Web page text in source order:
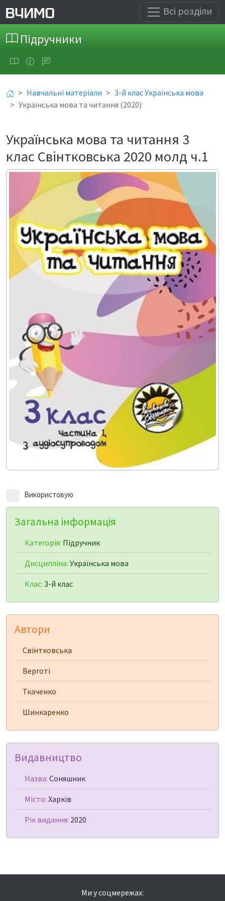
Всі розділи
Підручники
Навчальні матеріали
3-й клас Українська мова
Українська мова та читання (2020)
Українська мова та читання 3
клас Свінтковська 2020 молд ч.1
Використовую
Загальна інформація
Категорія: Підручник
Дисципліна: Українська мова
Клас: 3-й клас
Автори
Свінтковська
Верготі
Ткаченко
Шинкаренко
Видавництво
Назва: Соняшник
Місто: Харків
Рік видання: 2020
Ми у соцмережах: